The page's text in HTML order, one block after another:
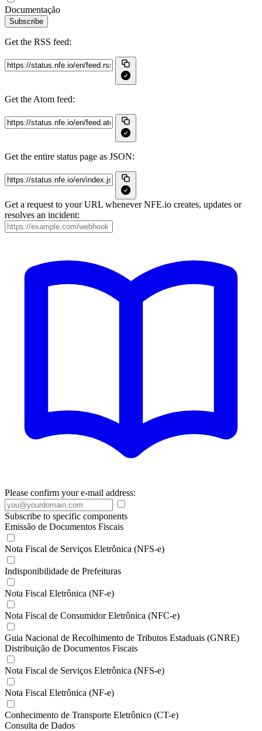
Documentação
Subscribe
Get the RSS feed:
Get the Atom feed:
Get the entire status page as JSON:
Get a request to your URL whenever NFE.io creates, updates or
resolves an incident:
Please confirm your e-mail address:
Subscribe to specific components
Emissão de Documentos Fiscais
Nota Fiscal de Serviços Eletrônica (NFS-e)
Indisponibilidade de Prefeituras
Nota Fiscal Eletrônica (NF-e)
Nota Fiscal de Consumidor Eletrônica (NFC-e)
Guia Nacional de Recolhimento de Tributos Estaduais (GNRE)
Distribuição de Documentos Fiscais
Nota Fiscal de Serviços Eletrônica (NFS-e)
Nota Fiscal Eletrônica (NF-e)
Conhecimento de Transporte Eletrônico (CT-e)
Consulta de Dados